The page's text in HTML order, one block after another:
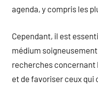
agenda, y compris les
Cependant, il est
médium
recherches concernant
et de favoriser ceux qui